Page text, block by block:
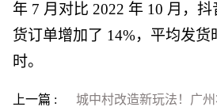
年 7 月对比 2022 年 10 月，
货订单增加了 14%，平均发货
时。
上一篇 :
城中村改造新玩法！广州